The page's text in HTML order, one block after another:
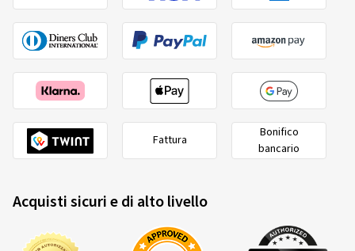
Fattura
Bonifico
bancario
Acquisti sicuri e di alto livello